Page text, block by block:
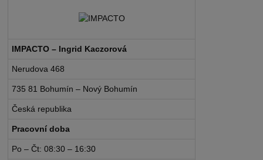
IMPACTO – Ingrid Kaczorová
Nerudova 468
735 81 Bohumín – Nový Bohumín
Česká republika
Pracovní doba
Po – Čt: 08:30 – 16:30